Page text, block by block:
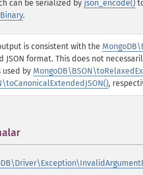
can be serialized by json_encode()
.
is consistent with the
JSON format. This does not
used by
,